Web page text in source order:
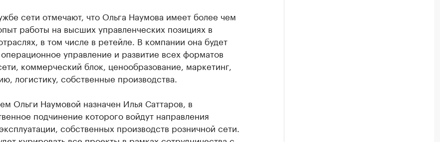
сети отмечают, что Ольга Наумова имеет более чем
работы на высших управленческих позициях в
в том числе в ретейле. В компании она будет
операционное управление и развитие всех форматов
коммерческий блок, ценообразование, маркетинг,
логистику, собственные производства.
Ольги Наумовой назначен Илья Саттаров, в
подчинение которого войдут направления
собственных производств розничной сети.